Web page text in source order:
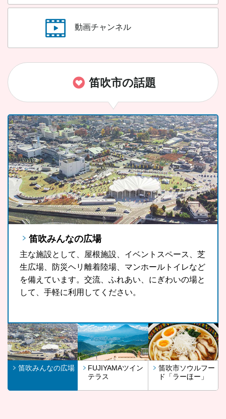
動画チャンネル
笛吹市の話題
笛吹みんなの広場
主な施設として、屋根施設、イベントスペース、芝
生広場、防災ヘリ離着陸場、マンホールトイレなど
を備えています。交流、ふれあい、にぎわいの場と
して、手軽に利用してください。
FUJIYAMAツインテラス
FUJIYAMAツインテラスは、河口湖や山中湖、世界
文化遺産に登録されている富士山が一望できる眺望
スポットです。
笛吹市ソウルフード「ラーほー」
山梨県の郷土料理である「ほうとう」をもっと気軽
に、もっと多くの観光客の皆さんに、また地域の皆
さんに召し上がっていただきたいという思いから開
発したラーほー。お気に入りの1杯を見つけてみま
笛吹みんなの広場
FUJIYAMAツイン
テラス
笛吹市ソウルフー
ド「ラーほー」